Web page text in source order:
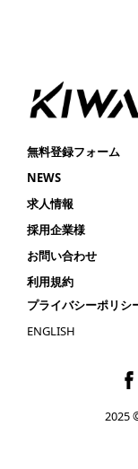
無料登録フォーム
NEWS
求人情報
採用企業様
お問い合わせ
利用規約
プライバシーポリシ
ENGLISH
2025